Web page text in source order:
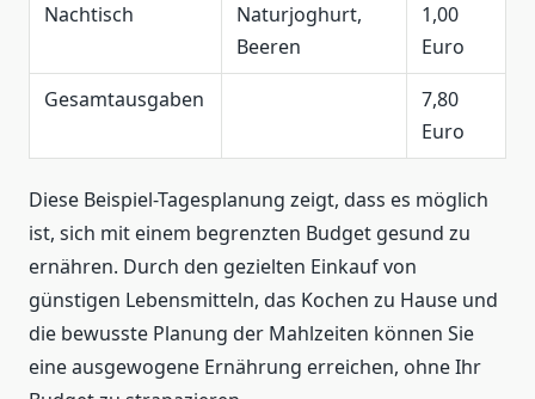
Nachtisch
Naturjoghurt,
Beeren
1,00
Euro
Gesamtausgaben
7,80
Euro
Diese Beispiel-Tagesplanung zeigt, dass es möglich
ist, sich mit einem begrenzten Budget gesund zu
ernähren. Durch den gezielten Einkauf von
günstigen Lebensmitteln, das Kochen zu Hause und
die bewusste Planung der Mahlzeiten können Sie
eine ausgewogene Ernährung erreichen, ohne Ihr